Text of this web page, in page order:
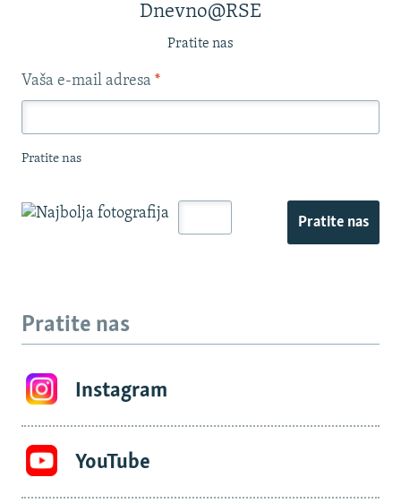
Dnevno@RSE
Pratite nas
Vaša e-mail adresa *
Pratite nas
Pratite nas
Pratite nas
Instagram
YouTube